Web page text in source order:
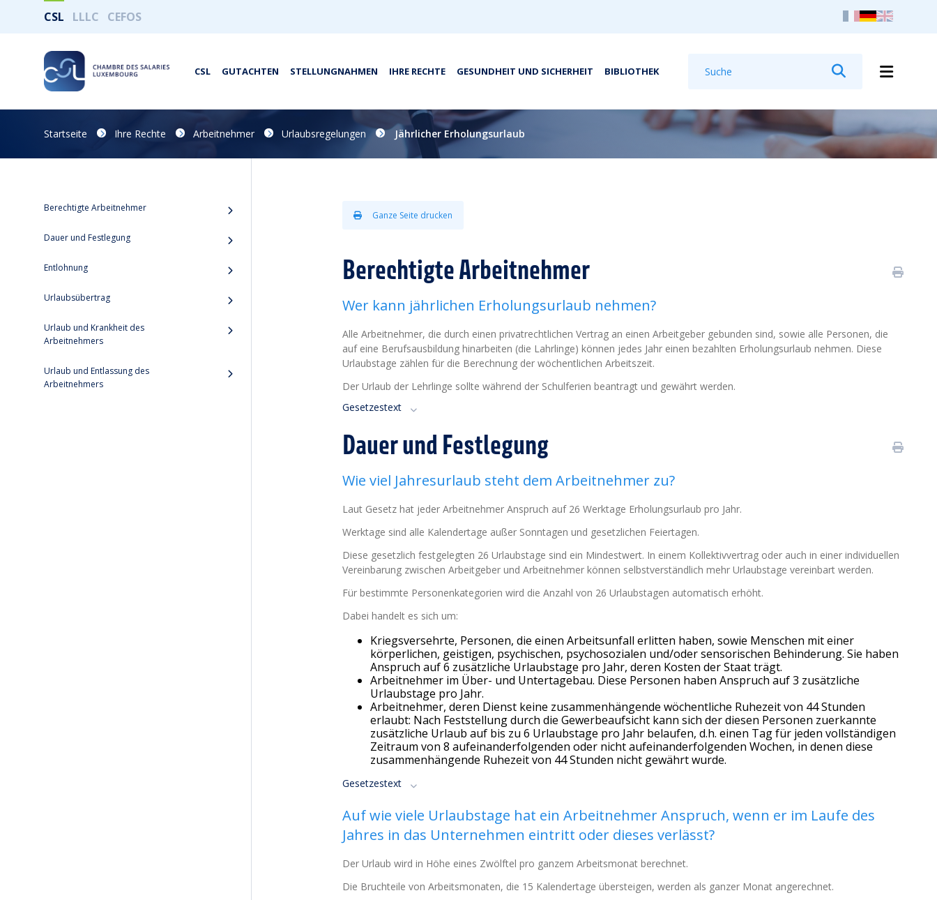
CSL LLLC CEFOS
CSL GUTACHTEN STELLUNGNAHMEN IHRE RECHTE GESUNDHEIT UND SICHERHEIT BIBLIOTHEK
Startseite Ihre Rechte Arbeitnehmer Urlaubsregelungen Jährlicher Erholungsurlaub
Berechtigte Arbeitnehmer
Dauer und Festlegung
Entlohnung
Urlaubsübertrag
Urlaub und Krankheit des
Arbeitnehmers
Urlaub und Entlassung des
Arbeitnehmers
Ganze Seite drucken
Berechtigte Arbeitnehmer
Wer kann jährlichen Erholungsurlaub nehmen?
Alle Arbeitnehmer, die durch einen privatrechtlichen Vertrag an einen Arbeitgeber gebunden sind, sowie alle Personen, die
auf eine Berufsausbildung hinarbeiten (die Lahrlinge) können jedes Jahr einen bezahlten Erholungsurlaub nehmen. Diese
Urlaubstage zählen für die Berechnung der wöchentlichen Arbeitszeit.
Der Urlaub der Lehrlinge sollte während der Schulferien beantragt und gewährt werden.
Gesetzestext
Dauer und Festlegung
Wie viel Jahresurlaub steht dem Arbeitnehmer zu?
Laut Gesetz hat jeder Arbeitnehmer Anspruch auf 26 Werktage Erholungsurlaub pro Jahr.
Werktage sind alle Kalendertage außer Sonntagen und gesetzlichen Feiertagen.
Diese gesetzlich festgelegten 26 Urlaubstage sind ein Mindestwert. In einem Kollektivvertrag oder auch in einer individuellen
Vereinbarung zwischen Arbeitgeber und Arbeitnehmer können selbstverständlich mehr Urlaubstage vereinbart werden.
Für bestimmte Personenkategorien wird die Anzahl von 26 Urlaubstagen automatisch erhöht.
Dabei handelt es sich um:
Kriegsversehrte, Personen, die einen Arbeitsunfall erlitten haben, sowie Menschen mit einer
körperlichen, geistigen, psychischen, psychosozialen und/oder sensorischen Behinderung. Sie haben
Anspruch auf 6 zusätzliche Urlaubstage pro Jahr, deren Kosten der Staat trägt.
Arbeitnehmer im Über- und Untertagebau. Diese Personen haben Anspruch auf 3 zusätzliche
Urlaubstage pro Jahr.
Arbeitnehmer, deren Dienst keine zusammenhängende wöchentliche Ruhezeit von 44 Stunden
erlaubt: Nach Feststellung durch die Gewerbeaufsicht kann sich der diesen Personen zuerkannte
zusätzliche Urlaub auf bis zu 6 Urlaubstage pro Jahr belaufen, d.h. einen Tag für jeden vollständigen
Zeitraum von 8 aufeinanderfolgenden oder nicht aufeinanderfolgenden Wochen, in denen diese
zusammenhängende Ruhezeit von 44 Stunden nicht gewährt wurde.
Gesetzestext
Auf wie viele Urlaubstage hat ein Arbeitnehmer Anspruch, wenn er im Laufe des
Jahres in das Unternehmen eintritt oder dieses verlässt?
Der Urlaub wird in Höhe eines Zwölftel pro ganzem Arbeitsmonat berechnet.
Die Bruchteile von Arbeitsmonaten, die 15 Kalendertage übersteigen, werden als ganzer Monat angerechnet.